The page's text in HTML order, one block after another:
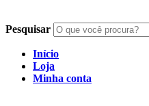
Pesquisar
Início
Loja
Minha conta